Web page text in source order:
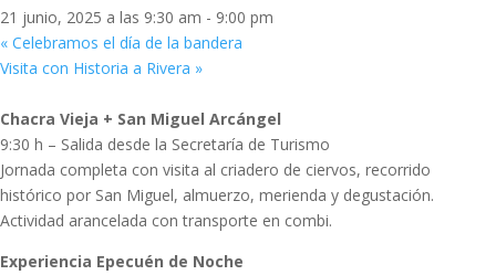
21 junio, 2025 a las 9:30 am - 9:00 pm
« Celebramos el día de la bandera
Visita con Historia a Rivera »
Chacra Vieja + San Miguel Arcángel
9:30 h – Salida desde la Secretaría de Turismo
Jornada completa con visita al criadero de ciervos, recorrido
histórico por San Miguel, almuerzo, merienda y degustación.
Actividad arancelada con transporte en combi.
Experiencia Epecuén de Noche